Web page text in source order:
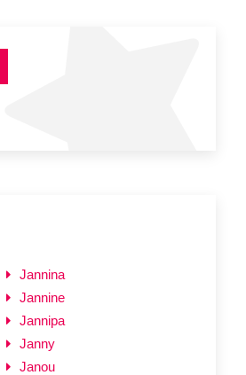
Jannina
Jannine
Jannipa
Janny
Janou